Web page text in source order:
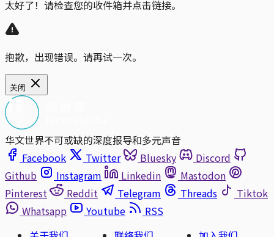
太好了！请检查您的收件箱并点击链接。
抱歉，出现错误。请再试一次。
关闭
华文世界不可或缺的深度报导和多元声音
Facebook
Twitter Bluesky
Discord
Github
Instagram Linkedin
Mastodon
Pinterest
Reddit Telegram Threads
Tiktok
Whatsapp
Youtube
RSS